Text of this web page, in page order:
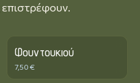
επιστρέφουν.
Φουντουκιού
7,50 €